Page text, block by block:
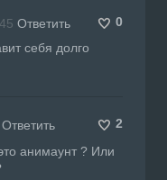
Ответить
0
себя долго
Ответить
2
анимаунт ? Или